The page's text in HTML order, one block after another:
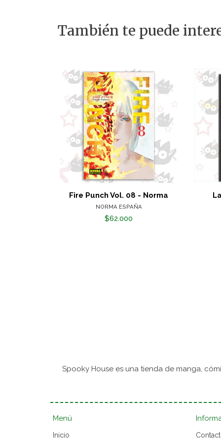
También te puede
Fire Punch Vol. 08 - Norma
NORMA ESPAÑA
$62.000
Spooky House es una tienda de manga,
Menú
Inicio